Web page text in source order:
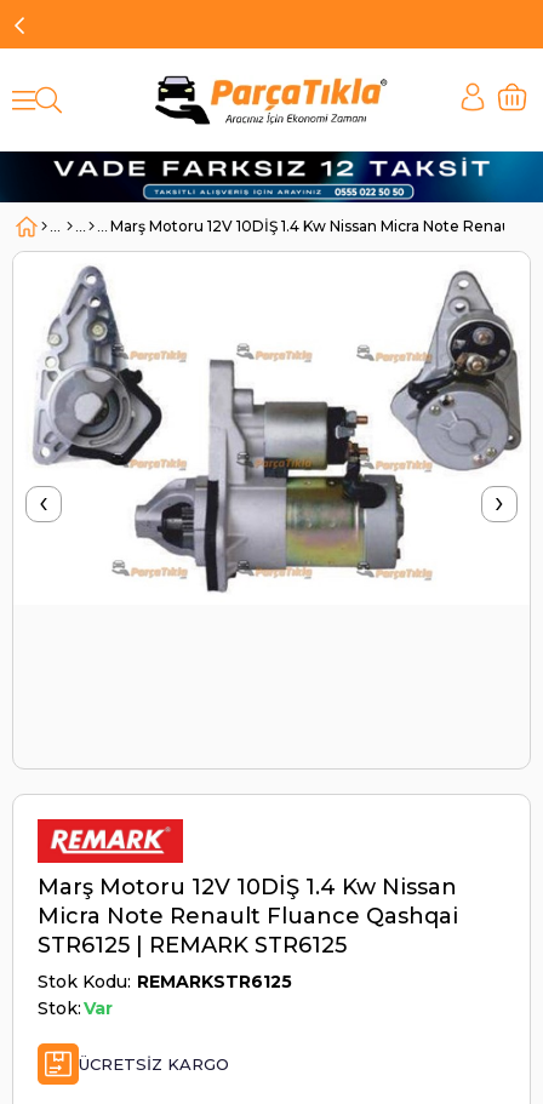
Marş Motoru 12V 10DİŞ 1.4 Kw Nissan Micra Note Renault
‹ ›
Marş Motoru 12V 10DİŞ 1.4 Kw Nissan
Micra Note Renault Fluance Qashqai
STR6125 | REMARK STR6125
Stok Kodu REMARKSTR6125
Stok:Var
ÜCRETSIZ KARGO